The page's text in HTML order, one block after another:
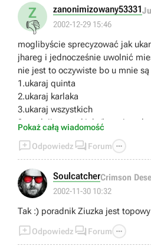
Z
👎
zanonimizowany53331
2002-12-29 15:46
moglibyście sprecyzować jak
jhareg i jednocześnie uwolnić
nie jest to oczywiste bo u mnie
1.ukaraj quinta
2.ukaraj karlaka
3.ukaraj wszystkich
3.uwolnij wszystkich (łącznie z
Pokaż całą wiadomość
Odpowiedz  Forum 
SoulcatcherCrimson
2002-11-30 10:32
Tak :) poradnik Ziuzka jest topowy
Odpowiedz  Forum 